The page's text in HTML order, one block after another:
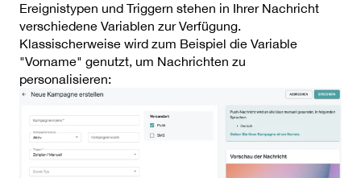
Ereignistypen und Triggern stehen in Ihrer Nachricht
verschiedene Variablen zur Verfügung.
Klassischerweise wird zum Beispiel die Variable
"Vorname" genutzt, um Nachrichten zu
personalisieren: